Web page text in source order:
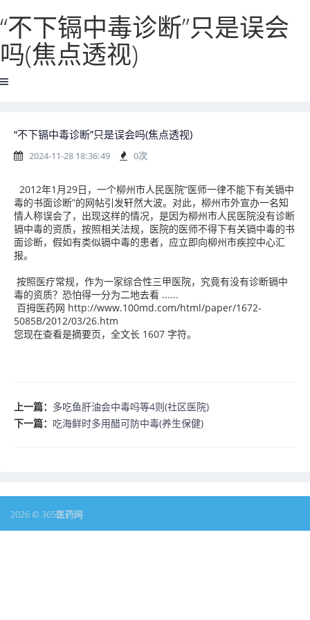
“不下镉中毒诊断”只是误会
吗(焦点透视)
“不下镉中毒诊断”只是误会吗(焦点透视)
2024-11-28 18:36:49 0次
2012年1月29日，一个柳州市人民医院“医师一律不能下有关镉中
毒的书面诊断”的网帖引发轩然大波。对此，柳州市外宣办一名知
情人称误会了，出现这样的情况，是因为柳州市人民医院没有诊断
镉中毒的资质，按照相关法规，医院的医师不得下有关镉中毒的书
面诊断，假如有类似镉中毒的患者，应立即向柳州市疾控中心汇
报。
按照医疗常规，作为一家综合性三甲医院，究竟有没有诊断镉中
毒的资质？恐怕得一分为二地去看 ......
百拇医药网 http://www.100md.com/html/paper/1672-
5085B/2012/03/26.htm
您现在查看是摘要页，全文长 1607 字符。
上一篇： 多吃鱼肝油会中毒吗等4则(社区医院)
下一篇： 吃海鲜时多用醋可防中毒(养生保健)
2026 © 365医药网